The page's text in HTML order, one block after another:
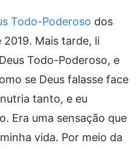
Todo-Poderoso dos
Mais tarde, li
Todo-Poderoso, e
se Deus falasse face
tanto, e eu
Era uma sensação que
vida. Por meio da